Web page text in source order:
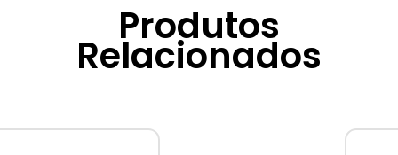
Produtos
Relacionados